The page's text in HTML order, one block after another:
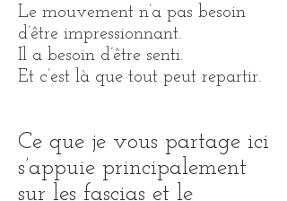
Le mouvement n’a pas besoin
d’être impressionnant.
Il a besoin d’être senti.
Et c’est là que tout peut repartir.
Ce que je vous partage ici
s’appuie principalement
sur les fascias et le